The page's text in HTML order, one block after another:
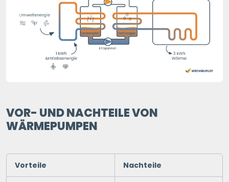
VOR- UND NACHTEILE VON
WÄRMEPUMPEN
Vorteile Nachteile